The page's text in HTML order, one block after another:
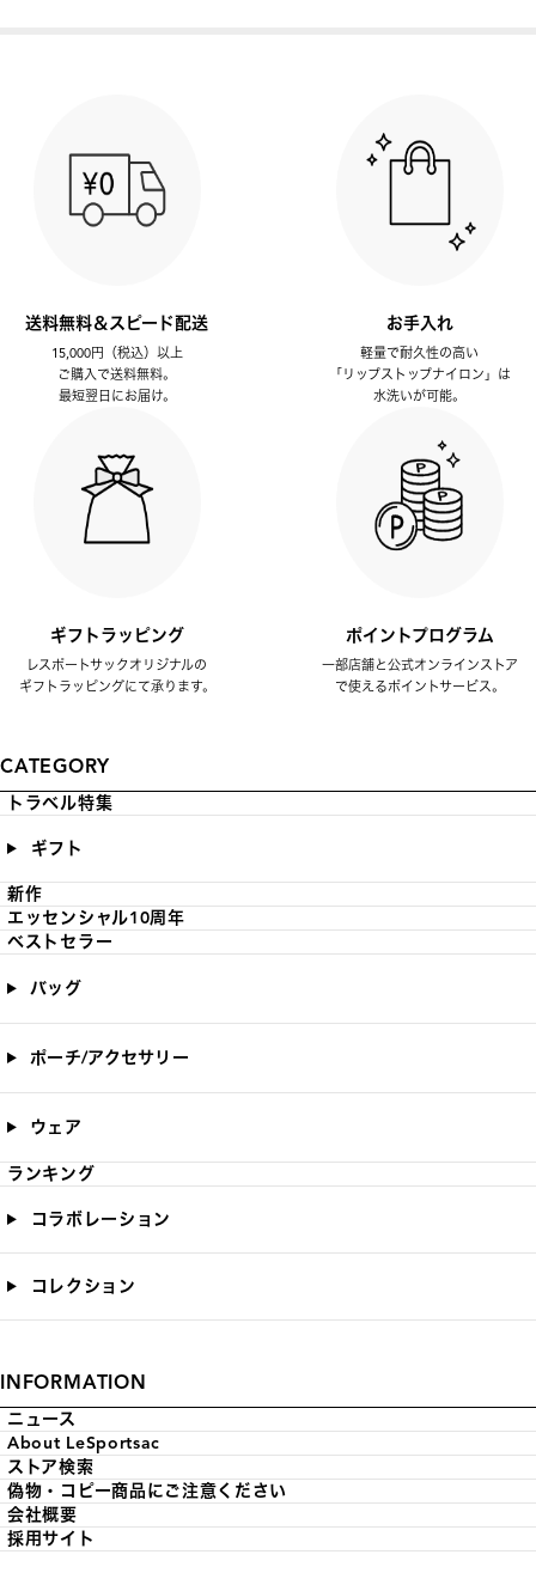
送料無料＆スピード配送
15,000円（税込）以上
ご購入で送料無料。
最短翌日にお届け。
お手入れ
軽量で耐久性の高い
「リップストップナイロン」は
水洗いが可能。
ギフトラッピング
レスポートサックオリジナルの
ギフトラッピングにて承ります。
ポイントプログラム
一部店舗と公式オンラインストア
で使えるポイントサービス。
CATEGORY
トラベル特集
ギフト
新作
エッセンシャル10周年
ベストセラー
バッグ
ポーチ/アクセサリー
ウェア
ランキング
コラボレーション
コレクション
INFORMATION
ニュース
About LeSportsac
ストア検索
偽物・コピー商品にご注意ください
会社概要
採用サイト